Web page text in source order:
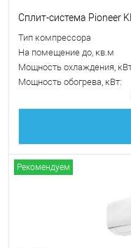
Сплит-система Pioneer
Тип компрессора
На помещение до, кв.м
Мощность охлаждения,
Мощность обогрева, кВт:
Рекомендуем